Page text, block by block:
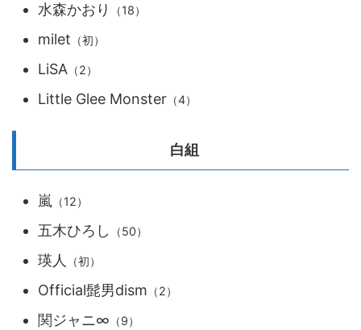
水森かおり （18）
milet （初）
LiSA （2）
Little Glee Monster （4）
白組
嵐 （12）
五木ひろし （50）
瑛人 （初）
Official髭男dism （2）
関ジャニ∞ （9）